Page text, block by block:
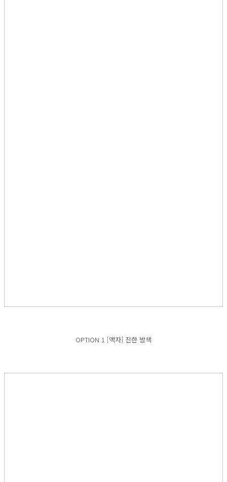
OPTION 1 [액자] 진한 밤색